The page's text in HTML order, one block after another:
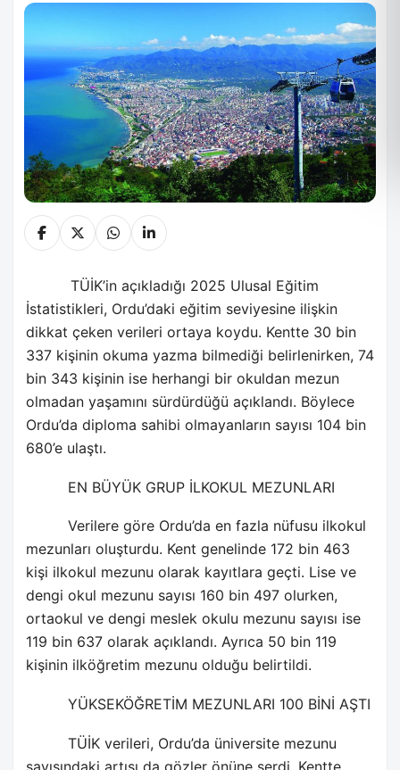
TÜİK’in açıkladığı 2025 Ulusal Eğitim
İstatistikleri, Ordu’daki eğitim seviyesine ilişkin
dikkat çeken verileri ortaya koydu. Kentte 30 bin
337 kişinin okuma yazma bilmediği belirlenirken, 74
bin 343 kişinin ise herhangi bir okuldan mezun
olmadan yaşamını sürdürdüğü açıklandı. Böylece
Ordu’da diploma sahibi olmayanların sayısı 104 bin
680’e ulaştı.
EN BÜYÜK GRUP İLKOKUL MEZUNLARI
Verilere göre Ordu’da en fazla nüfusu ilkokul
mezunları oluşturdu. Kent genelinde 172 bin 463
kişi ilkokul mezunu olarak kayıtlara geçti. Lise ve
dengi okul mezunu sayısı 160 bin 497 olurken,
ortaokul ve dengi meslek okulu mezunu sayısı ise
119 bin 637 olarak açıklandı. Ayrıca 50 bin 119
kişinin ilköğretim mezunu olduğu belirtildi.
YÜKSEKÖĞRETİM MEZUNLARI 100 BİNİ AŞTI
TÜİK verileri, Ordu’da üniversite mezunu
sayısındaki artışı da gözler önüne serdi. Kentte